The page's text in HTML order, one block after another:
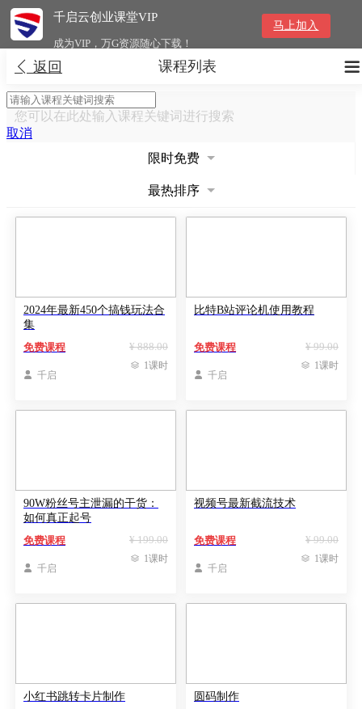
千启云创业课堂VIP
成为VIP，万G资源随心下载！
马上加入
 返回 
课程列表
您可以在此处输入课程关键词进行搜索
取消
限时免费
最热排序
2024年最新450个搞钱玩法合
集
¥ 888.00
免费课程
 千启
 1课时
比特B站评论机使用教程
¥ 99.00
免费课程
 千启
 1课时
90W粉丝号主泄漏的干货：
如何真正起号
¥ 199.00
免费课程
 千启
 1课时
视频号最新截流技术
¥ 99.00
免费课程
 千启
 1课时
小红书跳转卡片制作 圆码制作